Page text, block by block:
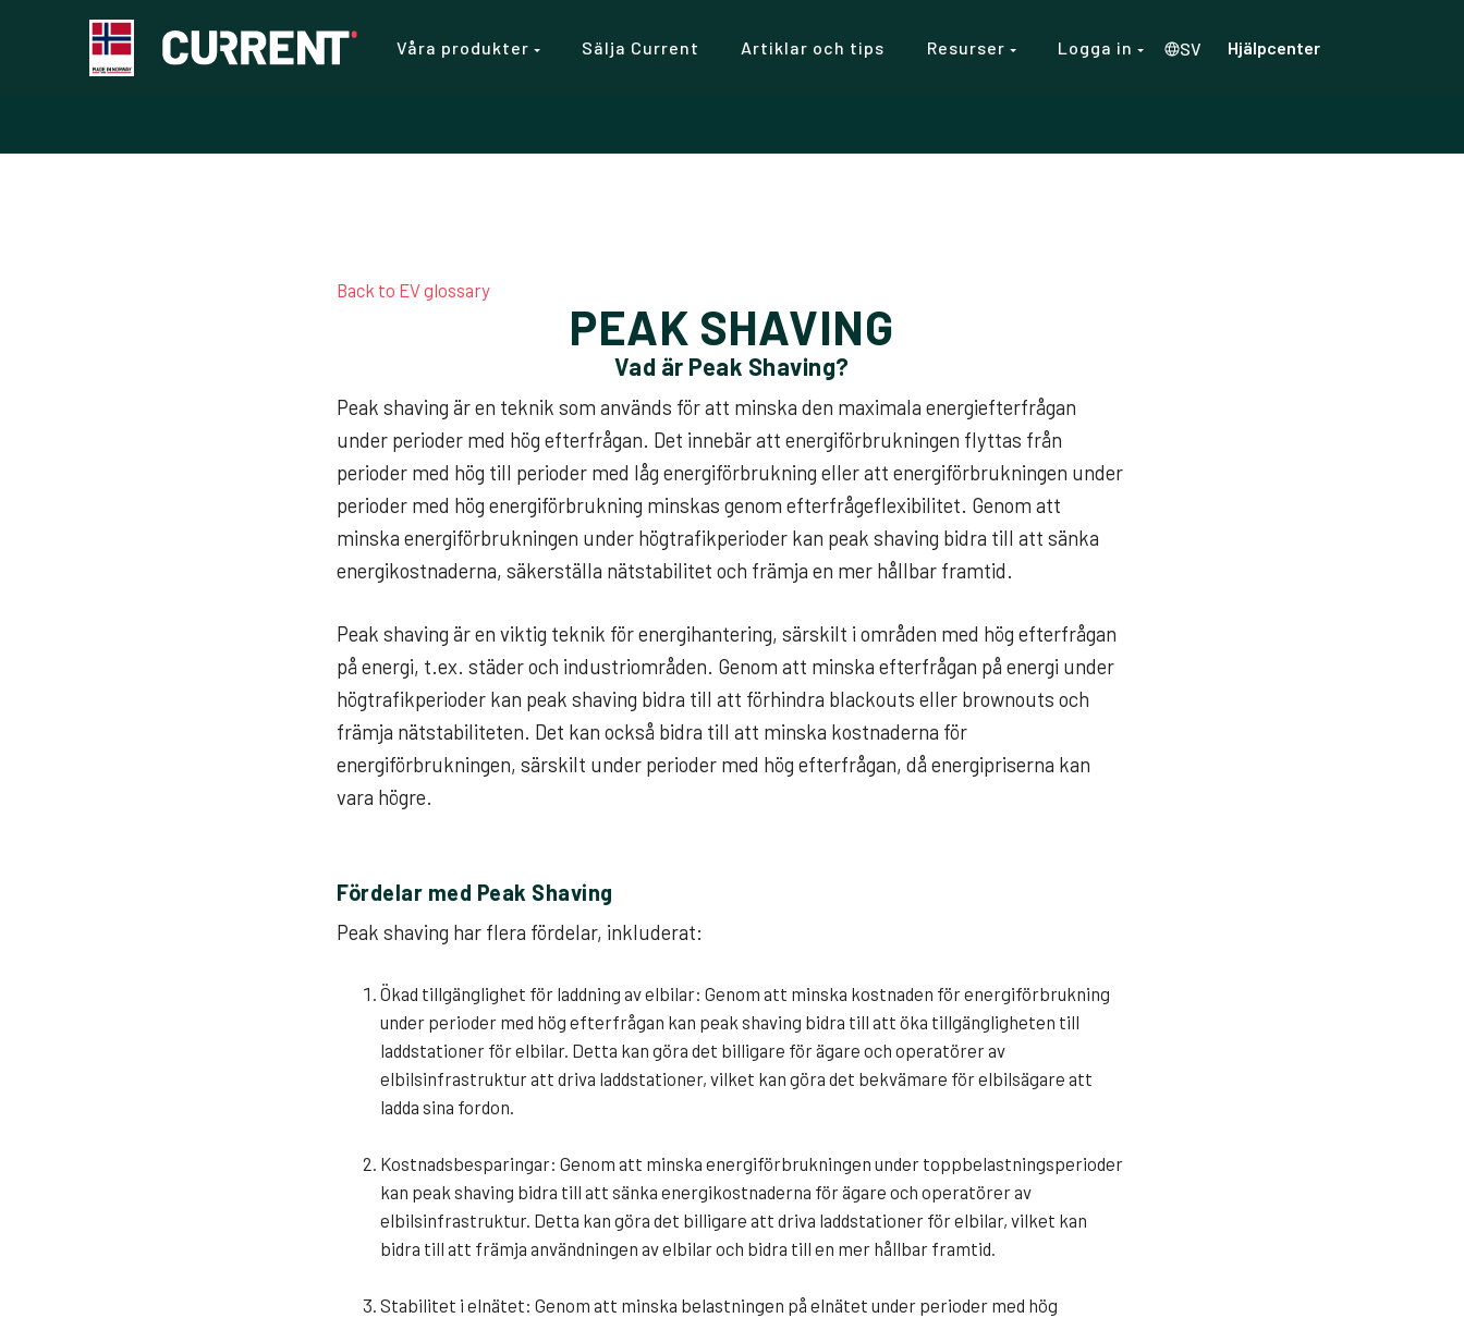
Våra produkter Sälja Current Artiklar och tips Resurser Logga in SV Hjälpcenter
Back to EV glossary
PEAK SHAVING
Vad är Peak Shaving?
Peak shaving är en teknik som används för att minska den maximala energiefterfrågan
under perioder med hög efterfrågan. Det innebär att energiförbrukningen flyttas från
perioder med hög till perioder med låg energiförbrukning eller att energiförbrukningen under
perioder med hög energiförbrukning minskas genom efterfrågeflexibilitet. Genom att
minska energiförbrukningen under högtrafikperioder kan peak shaving bidra till att sänka
energikostnaderna, säkerställa nätstabilitet och främja en mer hållbar framtid.
Peak shaving är en viktig teknik för energihantering, särskilt i områden med hög efterfrågan
på energi, t.ex. städer och industriområden. Genom att minska efterfrågan på energi under
högtrafikperioder kan peak shaving bidra till att förhindra blackouts eller brownouts och
främja nätstabiliteten. Det kan också bidra till att minska kostnaderna för
energiförbrukningen, särskilt under perioder med hög efterfrågan, då energipriserna kan
vara högre.
Fördelar med Peak Shaving
Peak shaving har flera fördelar, inkluderat:
Ökad tillgänglighet för laddning av elbilar: Genom att minska kostnaden för energiförbrukning
under perioder med hög efterfrågan kan peak shaving bidra till att öka tillgängligheten till
laddstationer för elbilar. Detta kan göra det billigare för ägare och operatörer av
elbilsinfrastruktur att driva laddstationer, vilket kan göra det bekvämare för elbilsägare att
ladda sina fordon.
Kostnadsbesparingar: Genom att minska energiförbrukningen under toppbelastningsperioder
kan peak shaving bidra till att sänka energikostnaderna för ägare och operatörer av
elbilsinfrastruktur. Detta kan göra det billigare att driva laddstationer för elbilar, vilket kan
bidra till att främja användningen av elbilar och bidra till en mer hållbar framtid.
Stabilitet i elnätet: Genom att minska belastningen på elnätet under perioder med hög